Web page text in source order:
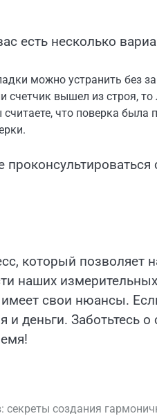
есть несколько
можно устранить без
счетчик вышел из строя,
что поверка была
который позволяет
наших
свои нюансы.
деньги. Заботьтесь о
создания